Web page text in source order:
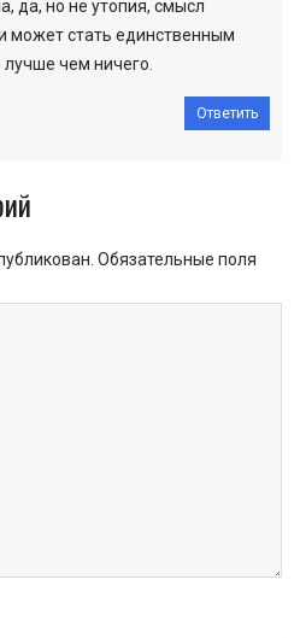
да, но не утопия, смысл
может стать единственным
чем ничего.
Ответить
Обязательные поля